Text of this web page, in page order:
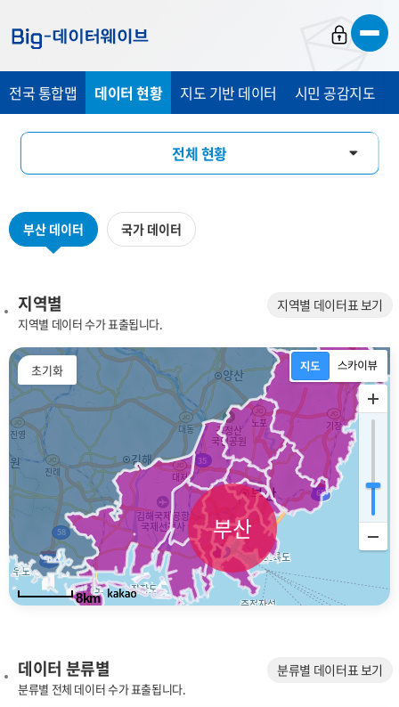
가
기
가
기
가
기
전국 통합맵 데이터 현황 지도 기반 데이터 시민 공감지도
전체 현황
데이터 분류별
부산 데이터 국가 데이터
지역별
지역별 데이터 수가 표출됩니다.
지역별 데이터표 보기
부산
8km
초기화
데이터 분류별
분류별 전체 데이터 수가 표출됩니다.
분류별 데이터표 보기